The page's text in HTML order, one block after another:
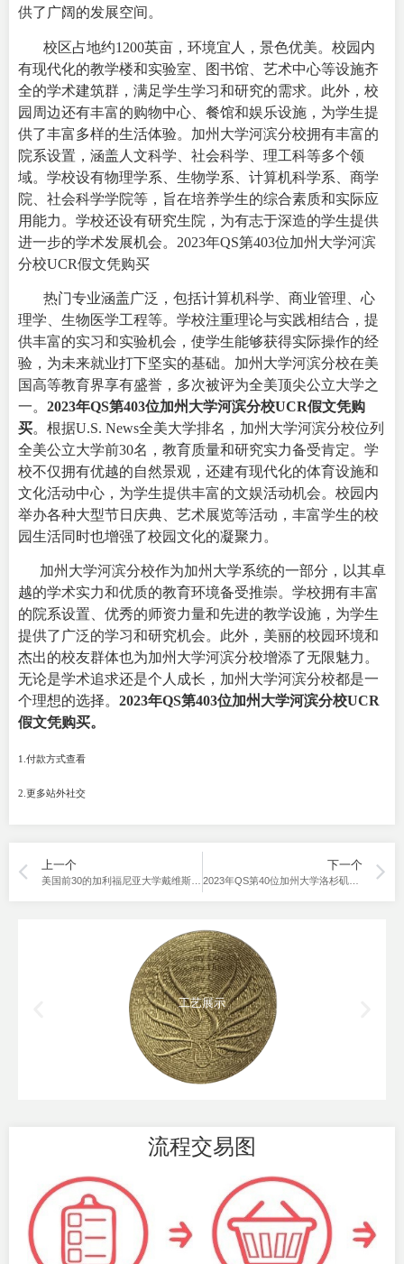
供了广阔的发展空间。
校区占地约1200英亩，环境宜人，景色优美。校园内
有现代化的教学楼和实验室、图书馆、艺术中心等设施齐
全的学术建筑群，满足学生学习和研究的需求。此外，校
园周边还有丰富的购物中心、餐馆和娱乐设施，为学生提
供了丰富多样的生活体验。 加州大学河滨分校拥有丰富的
院系设置，涵盖人文科学、社会科学、理工科等多个领
域。学校设有物理学系、生物学系、计算机科学系、商学
院、社会科学学院等，旨在培养学生的综合素质和实际应
用能力。学校还设有研究生院，为有志于深造的学生提供
进一步的学术发展机会。2023年QS第403位加州大学河滨
分校UCR假文凭购买
热门专业涵盖广泛，包括计算机科学、商业管理、心
理学、生物医学工程等。学校注重理论与实践相结合，提
供丰富的实习和实验机会，使学生能够获得实际操作的经
验，为未来就业打下坚实的基础。 加州大学河滨分校在美
国高等教育界享有盛誉，多次被评为全美顶尖公立大学之
一。 2023年QS第403位加州大学河滨分校UCR假文凭购
买。根据U.S. News全美大学排名，加州大学河滨分校位列
全美公立大学前30名，教育质量和研究实力备受肯定。 学
校不仅拥有优越的自然景观，还建有现代化的体育设施和
文化活动中心，为学生提供丰富的文娱活动机会。校园内
举办各种大型节日庆典、艺术展览等活动，丰富学生的校
园生活同时也增强了校园文化的凝聚力。
加州大学河滨分校作为加州大学系统的一部分，以其卓
越的学术实力和优质的教育环境备受推崇。学校拥有丰富
的院系设置、优秀的师资力量和先进的教学设施，为学生
提供了广泛的学习和研究机会。此外，美丽的校园环境和
杰出的校友群体也为加州大学河滨分校增添了无限魅力。
无论是学术追求还是个人成长，加州大学河滨分校都是一
个理想的选择。 2023年QS第403位加州大学河滨分校UCR
假文凭购买。
1. 付款方式查看
2. 更多站外社交
上一个
美国前30的加利福尼亚大学戴维斯分校假文凭购买
下一个
2023年QS第40位加州大学洛杉矶分校UCLA假文凭购买
工艺展示
流程交易图